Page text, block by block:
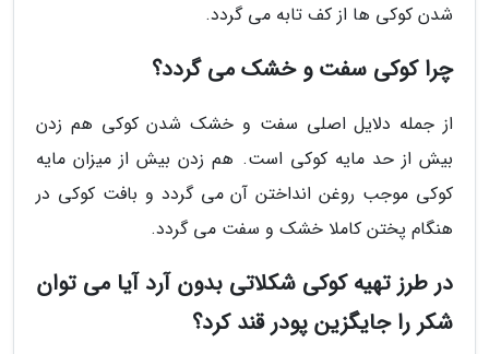
شدن کوکی ها از کف تابه می گردد.
چرا کوکی سفت و خشک می گردد؟
از جمله دلایل اصلی سفت و خشک شدن کوکی هم زدن
بیش از حد مایه کوکی است. هم زدن بیش از میزان مایه
کوکی موجب روغن انداختن آن می گردد و بافت کوکی در
هنگام پختن کاملا خشک و سفت می گردد.
در طرز تهیه کوکی شکلاتی بدون آرد آیا می توان
شکر را جایگزین پودر قند کرد؟